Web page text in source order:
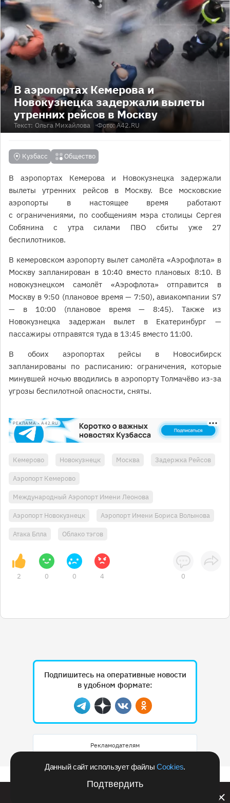
Данный сайт использует файлыCookies.
Подтвердить
В аэропортах Кемерова и
Новокузнецка задержали вылеты
утренних рейсов в Москву
Текст: Ольга Михайлова Фото: A42.RU
Кузбасс Общество
В аэропортах Кемерова и Новокузнецка задержали
вылеты утренних рейсов в Москву. Все московские
аэропорты в настоящее время работают
с ограничениями, по сообщениям мэра столицы Сергея
Собянина с утра силами ПВО сбиты уже 27
беспилотников.
В кемеровском аэропорту вылет самолёта «Аэрофлота» в
Москву запланирован в 10:40 вместо плановых 8:10. В
новокузнецком самолёт «Аэрофлота» отправится в
Москву в 9:50 (плановое время — 7:50), авиакомпании S7
— в 10:00 (плановое время — 8:45). Также из
Новокузнецка задержан вылет в Екатеринбург —
пассажиры отправятся туда в 13:45 вместо 11:00.
В обоих аэропортах рейсы в Новосибирск
запланированы по расписанию: ограничения, которые
минувшей ночью вводились в аэропорту Толмачёво из-за
угрозы беспилотной опасности, сняты.
РЕКЛАМА • A42.RU
Кемерово Новокузнецк Москва Задержка Рейсов
Аэропорт Кемерово
Международный Аэропорт Имени Леонова
Аэропорт Новокузнецк Аэропорт Имени Бориса Волынова
Атака Бпла Облако тэгов
2 0 0 4 0
Подпишитесь на оперативные новости
в удобном формате:
Telegram
ДзенВконтактеОдноклассники
Рекламодателям
Билайн запустил в Кемеровской области акцию с